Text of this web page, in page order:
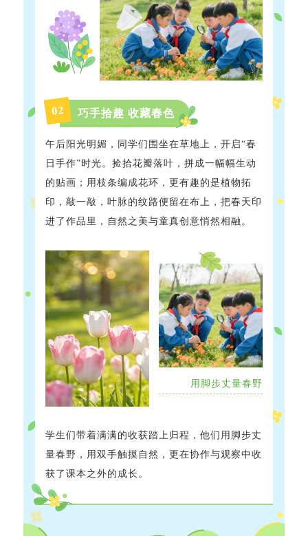
02 巧手拾趣 收藏春色
午后阳光明媚，同学们围坐在草地上，开启“春
日手作”时光。捡拾花瓣落叶，拼成一幅幅生动
的贴画；用枝条编成花环，更有趣的是植物拓
印，敲一敲，叶脉的纹路便留在布上，把春天印
进了作品里，自然之美与童真创意悄然相融。
用脚步丈量春野
学生们带着满满的收获踏上归程，他们用脚步丈
量春野，用双手触摸自然，更在协作与观察中收
获了课本之外的成长。